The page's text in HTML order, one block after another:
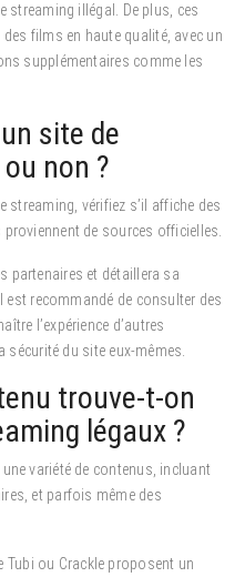
streaming illégal. De plus, ces
films en haute qualité, avec un
supplémentaires comme les
site de
non ?
streaming, vérifiez s’il affiche des
de sources officielles.
partenaires et détaillera sa
est recommandé de consulter des
l’expérience d’autres
du site eux-mêmes.
trouve-t-on
légaux ?
variété de contenus, incluant
et parfois même des
Tubi ou Crackle proposent un